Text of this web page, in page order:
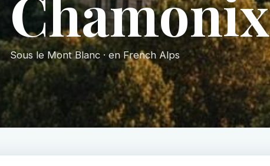
Sous le Mont Blanc · en French Alps